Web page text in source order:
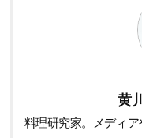
黄
料理研究家。メディ